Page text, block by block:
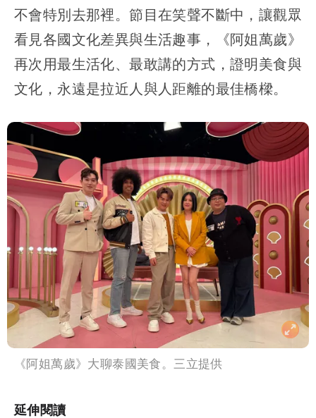
不會特別去那裡。節目在笑聲不斷中，讓觀眾
看見各國文化差異與生活趣事，《阿姐萬歲》
再次用最生活化、最敢講的方式，證明美食與
文化，永遠是拉近人與人距離的最佳橋樑。
《阿姐萬歲》大聊泰國美食。三立提供
延伸閱讀